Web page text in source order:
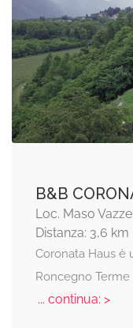
B&B
Loc. Maso
Distanza: 3,6 km
Coronata Haus è
Roncegno
... continua: >